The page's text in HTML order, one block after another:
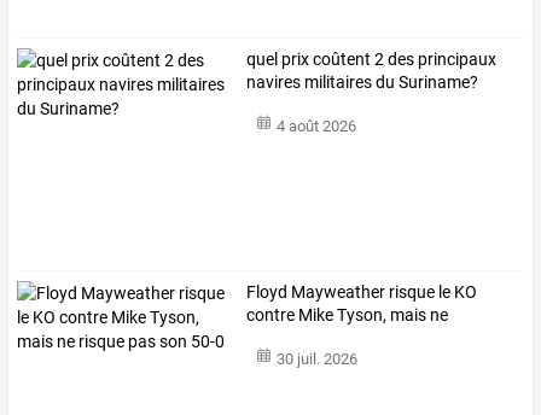
quel prix coûtent 2 des principaux
navires militaires du Suriname?
4 août 2026
Floyd Mayweather risque le KO
contre MikeTyson, mais ne
30 juil. 2026